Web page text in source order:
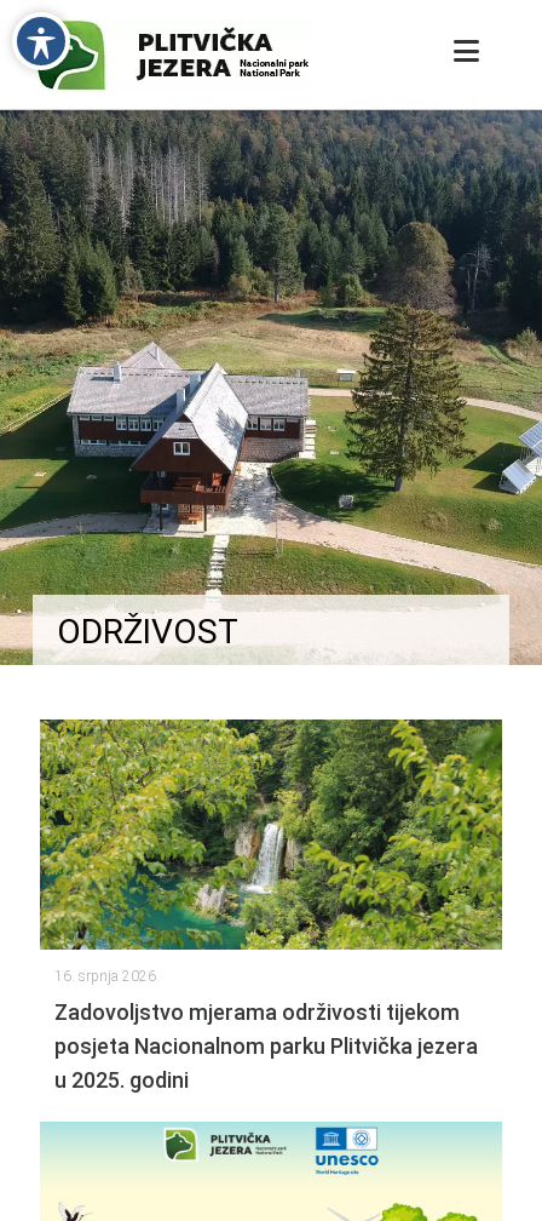
ODRŽIVOST
16. srpnja 2026.
Zadovoljstvo mjerama održivosti tijekom
posjeta Nacionalnom parku Plitvička jezera
u 2025. godini